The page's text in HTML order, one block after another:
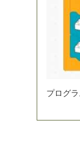
プロ グラ